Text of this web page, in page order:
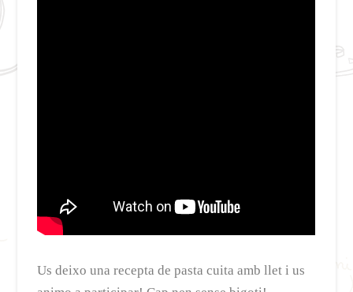
Us deixo una recepta de pasta cuita amb llet i us